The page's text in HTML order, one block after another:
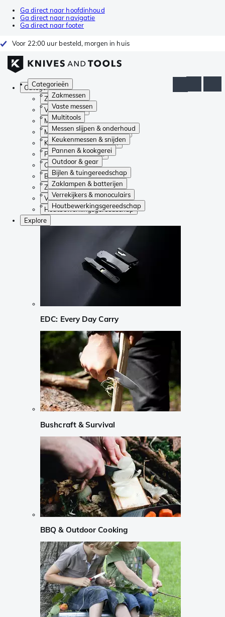
Ga direct naar hoofdinhoud
Ga direct naar navigatie
Ga direct naar footer
Voor 22:00 uur besteld, morgen in huis
Categorieën
Zakmessen
Vaste messen
Multitools
Messen slijpen & onderhoud
Keukenmessen & snijden
Pannen & kookgerei
Outdoor & gear
Bijlen & tuingereedschap
Zaklampen & batterijen
Verrekijkers & monoculairs
Houtbewerkingsgereedschap
Categorieën
Zakmessen
Vaste messen
Multitools
Messen slijpen & onderhoud
Keukenmessen & snijden
Pannen & kookgerei
Outdoor & gear
Bijlen & tuingereedschap
Zaklampen & batterijen
Verrekijkers & monoculairs
Houtbewerkingsgereedschap
Explore
EDC: Every Day Carry
Bushcraft & Survival
BBQ & Outdoor Cooking